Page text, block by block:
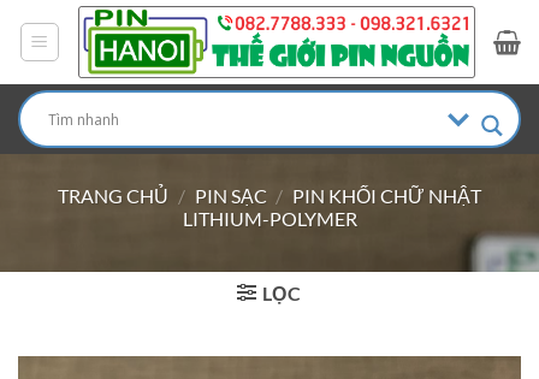
dung
TRANG CHỦ / PIN SẠC / PIN KHỐI CHỮ NHẬT
LITHIUM-POLYMER
LỌC